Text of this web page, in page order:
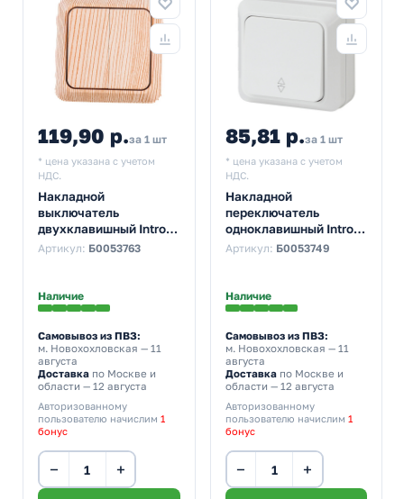
119,90 р.за 1 шт
* цена указана с учетом
НДС.
Накладной
выключатель
двухклавишный Intro
Quadro 10А-250В IP20
Артикул: Б0053763
Наличие
Самовывоз из ПВЗ:
м. Новохохловская — 11
августа
Доставка по Москве и
области — 12 августа
Авторизованному
пользователю начислим 1
бонус
− +
85,81 р.за 1 шт
* цена указана с учетом
НДС.
Накладной
переключатель
одноклавишный Intro
Quadro 10А-250В IP20
Артикул: Б0053749
Наличие
Самовывоз из ПВЗ:
м. Новохохловская — 11
августа
Доставкапо Москве и
области — 12 августа
Авторизованному
пользователю начислим 1
бонус
− +